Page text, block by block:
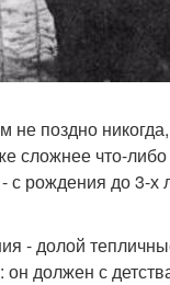
не поздно
сложнее что-
с рождения до 3-х
- долой
должен с